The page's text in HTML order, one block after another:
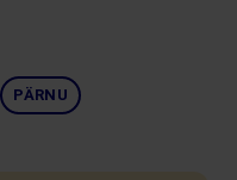
PÄRNU